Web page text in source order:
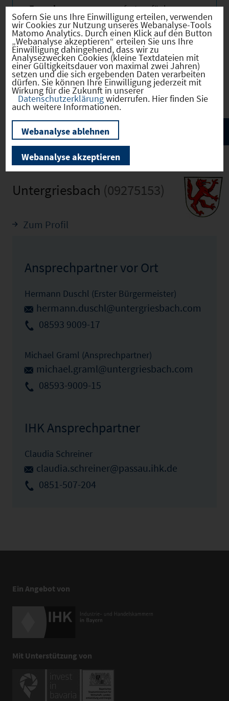
Erwerb
sofort verfügbar
Eigentümer
öffentlich
Verkehr
Untergriesbach (09275153)
Zum Profil
Ansprechpartner vor Ort
Hermann Duschl (Erster Bürgermeister)
hermann.duschl@untergriesbach.com
08593 9009-17
Michael Graml (Ansprechpartner)
michael.graml@untergriesbach.com
08593-9009-15
IHK Ansprechpartner
Claudia Schreiner
claudia.schreiner@passau.ihk.de
0851-507-204
Ein Angebot von
Mit Unterstützung von
Sofern Sie uns Ihre Einwilligung erteilen, verwenden
wir Cookies zur Nutzung unseres Webanalyse-Tools
Matomo Analytics. Durch einen Klick auf den Button
„Webanalyse akzeptieren“ erteilen Sie uns Ihre
Einwilligung dahingehend, dass wir zu
Analysezwecken Cookies (kleine Textdateien mit
einer Gültigkeitsdauer von maximal zwei Jahren)
setzen und die sich ergebenden Daten verarbeiten
dürfen. Sie können Ihre Einwilligung jederzeit mit
Wirkung für die Zukunft in unserer
Datenschutzerklärungwiderrufen. Hier finden Sie
auch weitere Informationen.
Webanalyse ablehnen
Webanalyse akzeptieren